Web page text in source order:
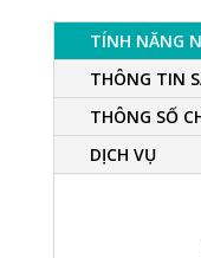
TÍNH NĂNG
THÔNG TIN
THÔNG SỐ
DỊCH VỤ